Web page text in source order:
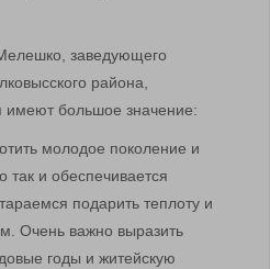
заведующего
района,
большое значение:
молодое поколение и
и обеспечивается
подарить теплоту и
Очень важно выразить
годы и житейскую